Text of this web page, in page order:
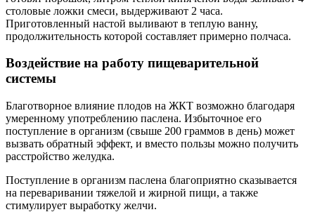
столовые ложки смеси, выдерживают 2 часа.
Приготовленный настой выливают в теплую ванну,
продолжительность которой составляет примерно полчаса.
Воздействие на работу пищеварительной
системы
Благотворное влияние плодов на ЖКТ возможно благодаря
умеренному употреблению паслена. Избыточное его
поступление в организм (свыше 200 граммов в день) может
вызвать обратный эффект, и вместо пользы можно получить
расстройство желудка.
Поступление в организм паслена благоприятно сказывается
на переваривании тяжелой и жирной пищи, а также
стимулирует выработку желчи.